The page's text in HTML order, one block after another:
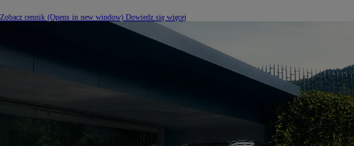
Zobacz cennik (Opens in new window) Dowiedz się więcej